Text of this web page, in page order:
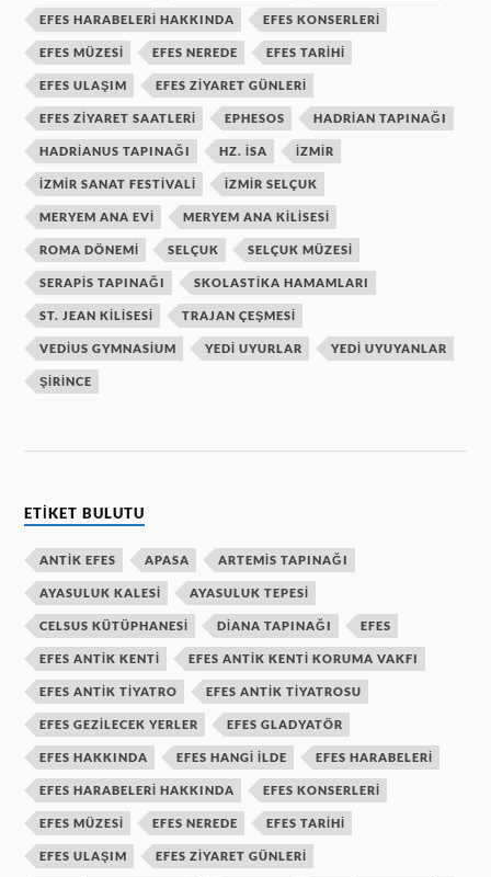
EFES HARABELERI HAKKINDA EFES KONSERLERI
EFES MÜZESI EFES NEREDE EFES TARIHI
EFES ULAŞIM EFES ZIYARET GÜNLERI
EFES ZIYARET SAATLERI EPHESOS HADRIAN TAPINAĞI
HADRIANUS TAPINAĞI HZ. ISA IZMIR
IZMIR SANAT FESTIVALI IZMIR SELÇUK
MERYEM ANA EVI MERYEM ANA KILISESI
ROMA DÖNEMI SELÇUK SELÇUK MÜZESI
SERAPIS TAPINAĞI SKOLASTIKA HAMAMLARI
ST. JEAN KILISESI TRAJAN ÇEŞMESI
VEDIUS GYMNASIUM YEDI UYURLAR YEDI UYUYANLAR
ŞIRINCE
ETIKET BULUTU
ANTIK EFES APASA ARTEMIS TAPINAĞI
AYASULUK KALESI AYASULUK TEPESI
CELSUS KÜTÜPHANESI DIANA TAPINAĞI EFES
EFES ANTIK KENTI EFES ANTIK KENTI KORUMA VAKFI
EFES ANTIK TIYATRO EFES ANTIK TIYATROSU
EFES GEZILECEK YERLER EFES GLADYATÖR
EFES HAKKINDA EFES HANGI ILDE EFES HARABELERI
EFES HARABELERI HAKKINDA EFES KONSERLERI
EFES MÜZESI EFES NEREDE EFES TARIHI
EFES ULAŞIM EFES ZIYARET GÜNLERI